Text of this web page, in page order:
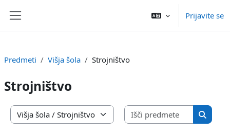
Prijavite se
Predmeti Višja šola Strojništvo
Strojništvo
Kategorije predmetov
Išči
Išči